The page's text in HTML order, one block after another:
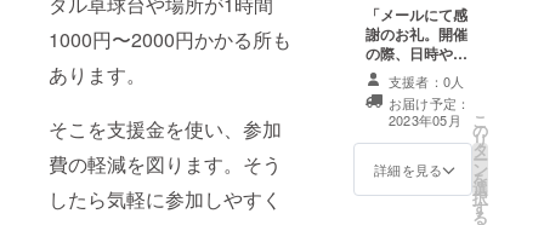
1000円〜2000円かかる所も
あります。
そこを支援金を使い、参加
費の軽減を図ります。そう
したら気軽に参加しやすく
「メールにて感
謝のお礼。開催
の際、日時や場
所の報告。イベ
ントの際の見
学、参加券1回分
の配布」 ※参加
券の番号をメー
ルにてお伝えし
支援者：0人
お届け予定：
2023年05月
詳細を見る
こ
の
リ
タ
ー
ン
を
選
択
す
る